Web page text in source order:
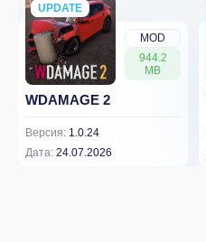
MOD
944.2
MB
UPDATE
NEW
WDAMAGE 2
Версия: 1.0.24
Дата: 24.07.2026